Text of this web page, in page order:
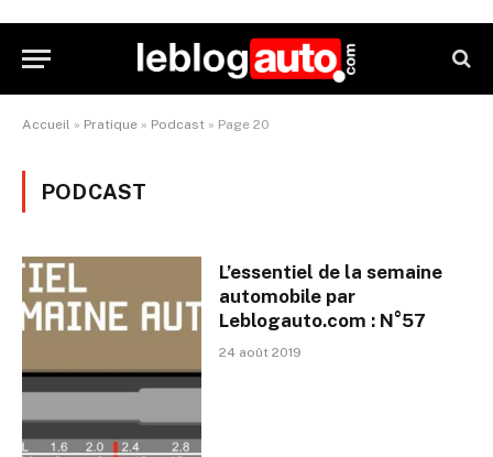
Accueil » Pratique » Podcast » Page 20
PODCAST
L’essentiel de la semaine
automobile par
Leblogauto.com : N°57
24 août 2019